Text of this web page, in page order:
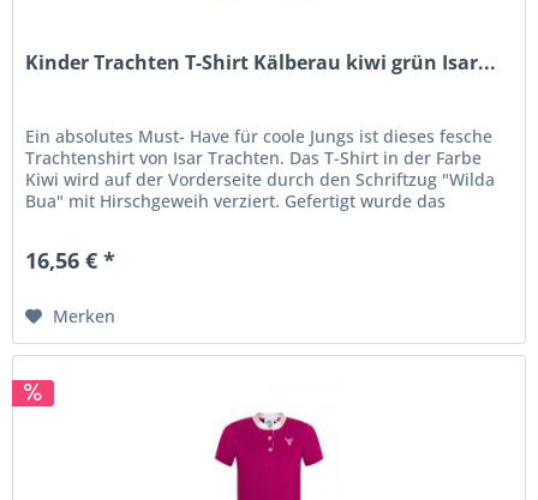
Kinder Trachten T-Shirt Kälberau kiwi grün Isar...
Ein absolutes Must- Have für coole Jungs ist dieses fesche
Trachtenshirt von Isar Trachten. Das T-Shirt in der Farbe
Kiwi wird auf der Vorderseite durch den Schriftzug "Wilda
Bua" mit Hirschgeweih verziert. Gefertigt wurde das
16,56 € *
Merken